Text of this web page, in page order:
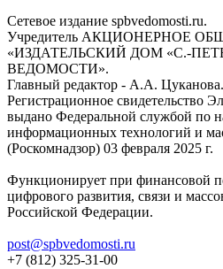
Сетевое издание spbvedomosti.ru.
Учредитель АКЦИОНЕРНОЕ
«ИЗДАТЕЛЬСКИЙ ДОМ «С.-
ВЕДОМОСТИ».
Главный редактор - А.А. Цуканова.
Регистрационное свидетельство
выдано Федеральной службой по
информационных технологий и
(Роскомнадзор) 03 февраля 2025 г.
Функционирует при финансовой
цифрового развития, связи и
Российской Федерации.
post@spbvedomosti.ru
+7 (812) 325-31-00